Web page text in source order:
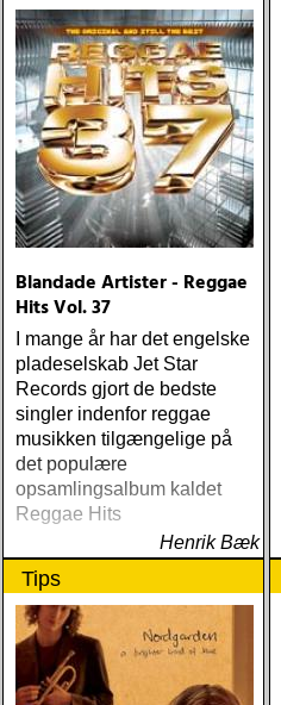
Blandade Artister - Reggae
Hits Vol. 37
I mange år har det engelske
pladeselskab Jet Star
Records gjort de bedste
singler indenfor reggae
musikken tilgængelige på
det populære
opsamlingsalbum kaldet
Reggae Hits
Henrik Bæk
Tips